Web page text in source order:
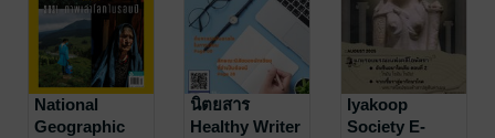
National
Geographic
นิตยสาร
Healthy Writer
Iyakoop
Society E-